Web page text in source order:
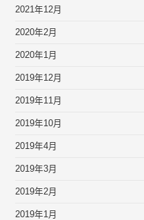
2021年12月
2020年2月
2020年1月
2019年12月
2019年11月
2019年10月
2019年4月
2019年3月
2019年2月
2019年1月